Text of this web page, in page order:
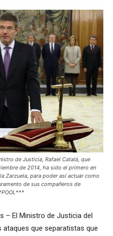
de Justicia, Rafael Catalá, que
de 2014, ha sido el primero en
Zarzuela, para poder así actuar como
de sus compañeros de
– El Ministro de Justicia del
ataques que separatistas que